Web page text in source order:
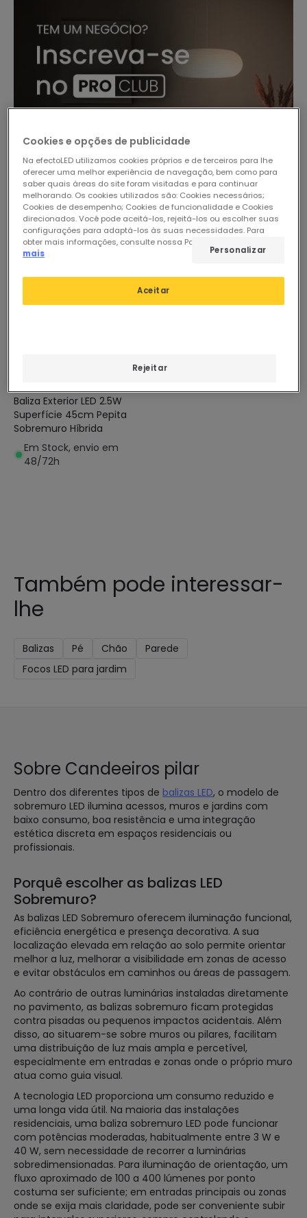
-29%
Baliza Exterior LED 2.5W
Superfície 45cm Pepita
Sobremuro Híbrida
Em Stock, envio em
48/72h
Também pode interessar-
lhe
Balizas Pé Chão
Parede
Focos LED para jardim
Sobre Candeeiros pilar
Dentro dos diferentes tipos de balizas LED, o modelo de
sobremuro LED ilumina acessos, muros e jardins com
baixo consumo, boa resistência e uma integração
estética discreta em espaços residenciais ou
profissionais.
Porquê escolher as balizas LED
Sobremuro?
As balizas LED Sobremuro oferecem iluminação funcional,
eficiência energética e presença decorativa. A sua
localização elevada em relação ao solo permite orientar
melhor a luz, melhorar a visibilidade em zonas de acesso
e evitar obstáculos em caminhos ou áreas de passagem.
Ao contrário de outras luminárias instaladas diretamente
no pavimento, as balizas sobremuro ficam protegidas
contra pisadas ou pequenos impactos acidentais. Além
disso, ao situarem-se sobre muros ou pilares, facilitam
uma distribuição de luz mais ampla e percetível,
especialmente em entradas e zonas onde o próprio muro
atua como guia visual.
A tecnologia LED proporciona um consumo reduzido e
uma longa vida útil. Na maioria das instalações
residenciais, uma baliza sobremuro LED pode funcionar
com potências moderadas, habitualmente entre 3 W e
40 W, sem necessidade de recorrer a luminárias
sobredimensionadas. Para iluminação de orientação, um
fluxo aproximado de 100 a 400 lúmenes por ponto
costuma ser suficiente; em entradas principais ou zonas
onde se exija mais claridade, pode ser conveniente subir
Cookies e opções de publicidade
Na efectoLED utilizamos cookies próprios e de terceiros para lhe
oferecer uma melhor experiência de navegação, bem como para
saber quais áreas do site foram visitadas e para continuar
melhorando. Os cookies utilizados são: Cookies necessários;
Cookies de desempenho; Cookies de funcionalidade e Cookies
direcionados. Você pode aceitá-los, rejeitá-los ou escolher suas
configurações para adaptá-los às suas necessidades. Para
obter mais informações, consulte nossa Política de Cookies.
mais
Rejeitar
Aceitar
Personalizar